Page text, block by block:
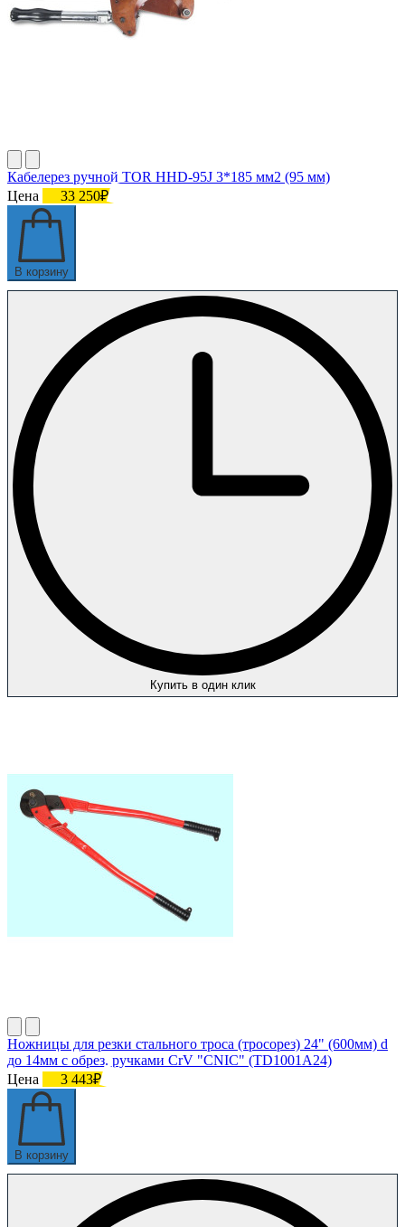
Кабелерез ручной TOR HHD-95J 3*185 мм2 (95 мм)
Цена
33 250₽
В корзину
Купить в один клик
Ножницы для резки стального троса (тросорез) 24" (600мм) d
до 14мм с обрез. ручками CrV "CNIC" (TD1001A24)
Цена
3 443₽
В корзину